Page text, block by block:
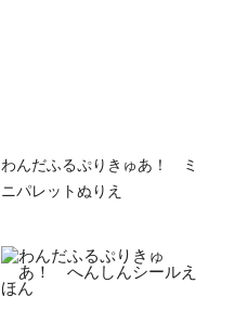
わんだふるぷりきゅあ！ ミ
ニパレットぬりえ